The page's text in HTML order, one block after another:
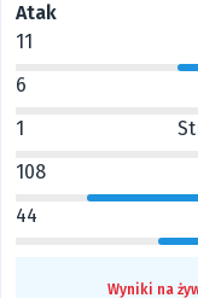
Atak
11
6
1
108
44
Wyniki na